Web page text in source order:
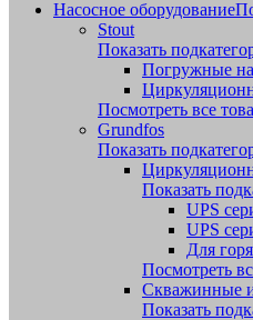
Насосное оборудование
Stout
Показать
Погружные
Посмотреть все
Grundfos
Показать
Показать
UPS
UPS
Для
Посмотреть
Скважинные
Показать